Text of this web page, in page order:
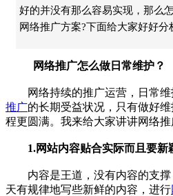
好的并没有那么容易实现，那么
网络推广方案?下面给大家好好分
网络推广怎么做日常维护？
网络持续的推广运营，日常维
推广的长期受益状况，只有做好
程更圆满。我来给大家讲讲网络
1.网站内容贴合实际而且要新
内容是王道，没有内容的支撑
天有规律地写些新鲜的内容，进行